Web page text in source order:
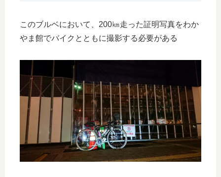
このブルベにおいて、200㎞走った証明写真をわか
やま館でバイクとともに撮影する必要がある